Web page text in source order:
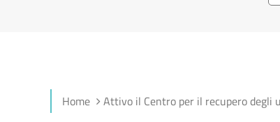
Home Attivo il Centro per il recupero degli